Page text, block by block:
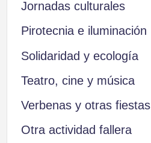
Jornadas culturales
Pirotecnia e iluminación
Solidaridad y ecología
Teatro, cine y música
Verbenas y otras fiestas
Otra actividad fallera